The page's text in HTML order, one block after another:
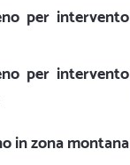
per intervento
per intervento
in zona montana